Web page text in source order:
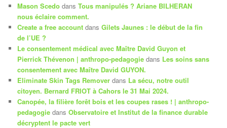
Mason Scedo dansTous manipulés ? Ariane BILHERAN
nous éclaire comment.
Create a free account dansGilets Jaunes : le début de la fin
de l’UE ?
Le consentement médical avec Maître David Guyon et
Pierrick Thévenon | anthropo-pedagogie dans Les soins sans
consentement avec Maître David GUYON.
Eliminate Skin Tags Remover dans La sécu, notre outil
citoyen. Bernard FRIOT à Cahors le 31 Mai 2024.
Canopée, la filière forêt bois et les coupes rases ! | anthropo-
pedagogie dansObservatoire et Institut de la finance durable
décryptent le pacte vert